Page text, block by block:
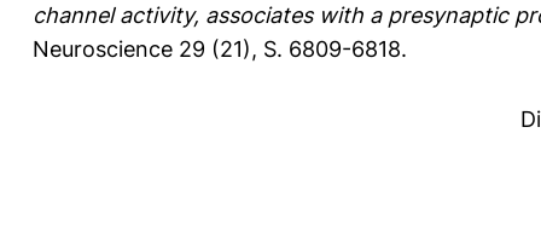
channel activity, associates with a presynaptic
Neuroscience 29 (21), S. 6809-6818.